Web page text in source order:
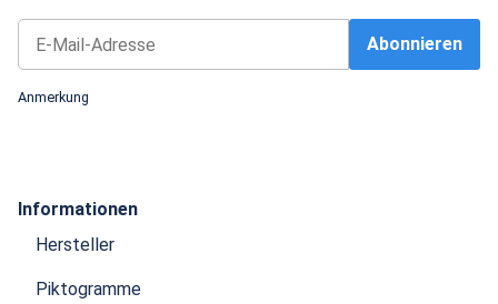
Abonnieren
Anmerkung
Informationen
Hersteller
Piktogramme